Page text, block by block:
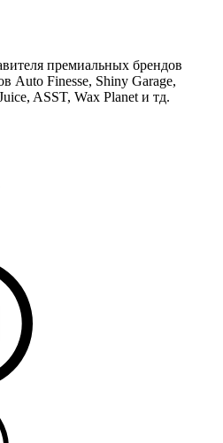
премиальных брендов
Auto Finesse, Shiny Garage,
ASST, Wax Planet и тд.